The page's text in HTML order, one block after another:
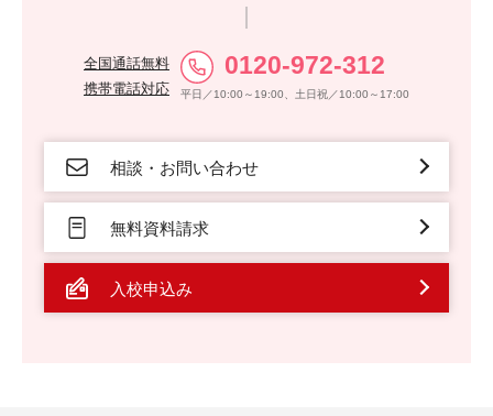
全国通話無料
携帯電話対応
0120-972-312
平日／10:00～19:00、土日祝／10:00～17:00
相談・お問い合わせ
無料資料請求
入校申込み